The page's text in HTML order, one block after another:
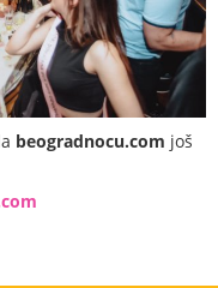
beogradnocu.com još